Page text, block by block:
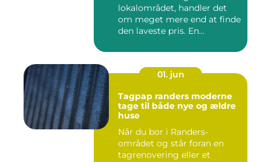
lokalområdet, handler det
om meget mere end at finde
den laveste pris. En...
01. jun
Tagpap randers moderne
tage til både nye og ældre
huse
Når du bor i Randers-
området og står foran en
tagrenovering eller et